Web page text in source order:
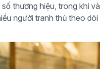
thương hiệu, trong khi
người tranh thủ theo